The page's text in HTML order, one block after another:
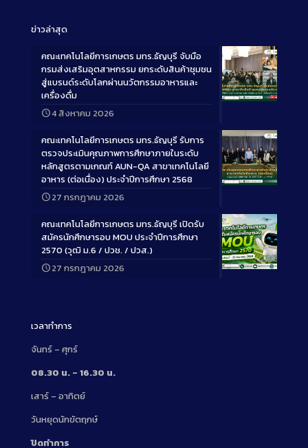
ข่าวล่าสุด
Long
คณะเทคโนโลยีการเกษตร มทร.ธัญบุรี จับมือ
กรมส่งเสริมอุตสาหกรรม ยกระดับสินค้าชุมชน
สู่แบรนด์ระดับโลกผ่านนวัตกรรมอาหารและ
เครื่องดื่ม
4 สิงหาคม 2026
Long
คณะเทคโนโลยีการเกษตร มทร.ธัญบุรี รับการ
ตรวจประเมินคุณภาพการศึกษาภายในระดับ
หลักสูตรตามเกณฑ์ AUN-QA สาขาเทคโนโลยี
อาหาร (ต่อเนื่อง) ประจำปีการศึกษา 2568
27 กรกฎาคม 2026
Long
คณะเทคโนโลยีการเกษตร มทร.ธัญบุรี เปิดรับ
สมัครนักศึกษารอบ MOU ประจำปีการศึกษา
2570 (วุฒิ ม.6 / ปวช. / ปวส.)
27 กรกฎาคม 2026
เวลาทำการ
จันทร์ – ศุกร์
08.30 น. – 16.30 น.
เสาร์ – อาทิตย์
วันหยุดนักขัตฤกษ์
ปิดทำการ